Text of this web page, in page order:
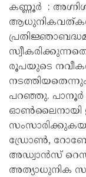
കണ്ണൂർ :
രൂപയുടെ
പറഞ്ഞു. പാനൂർ
ഓൺലൈനായി
ഡ്രോൺ,
അഡ്വാൻസ്
അത്യാധുനിക